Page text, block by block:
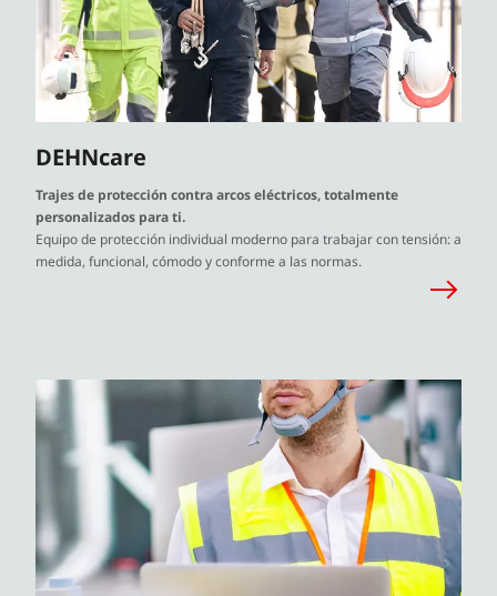
DEHNcare
Trajes de protección contra arcos eléctricos, totalmente
personalizados para ti.
Equipo de protección individual moderno para trabajar con tensión: a
medida, funcional, cómodo y conforme a las normas.